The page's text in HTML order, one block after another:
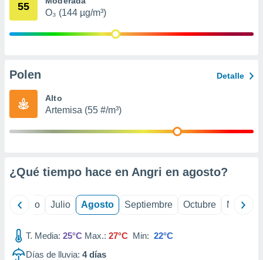
publicidad
de
1199
55
O₃ (144 µg/m³)
Polen Detalle
Alto
Artemisa (55 #/m³)
¿Qué tiempo hace en Angri en agosto?
Junio Julio Agosto Septiembre Octubre
T. Media: 25°C Max.: 27°C Min: 22°C
Días de lluvia: 4días